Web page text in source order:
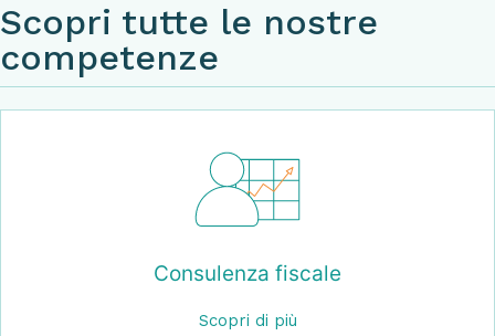
Scopri tutte le nostre
competenze
Consulenza fiscale
Scopri di più